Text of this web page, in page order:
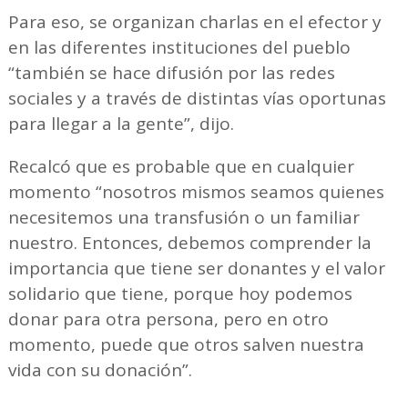
Para eso, se organizan charlas en el efector y
en las diferentes instituciones del pueblo
“también se hace difusión por las redes
sociales y a través de distintas vías oportunas
para llegar a la gente”, dijo.
Recalcó que es probable que en cualquier
momento “nosotros mismos seamos quienes
necesitemos una transfusión o un familiar
nuestro. Entonces, debemos comprender la
importancia que tiene ser donantes y el valor
solidario que tiene, porque hoy podemos
donar para otra persona, pero en otro
momento, puede que otros salven nuestra
vida con su donación”.